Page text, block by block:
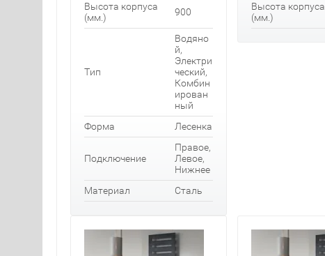
Высота корпуса
(мм.)
900
Тип
Водяно
й,
Электри
ческий,
Комбин
ирован
ный
Форма
Лесенка
Подключение
Правое,
Левое,
Нижнее
Материал
Сталь
Высота корпуса
(мм.)